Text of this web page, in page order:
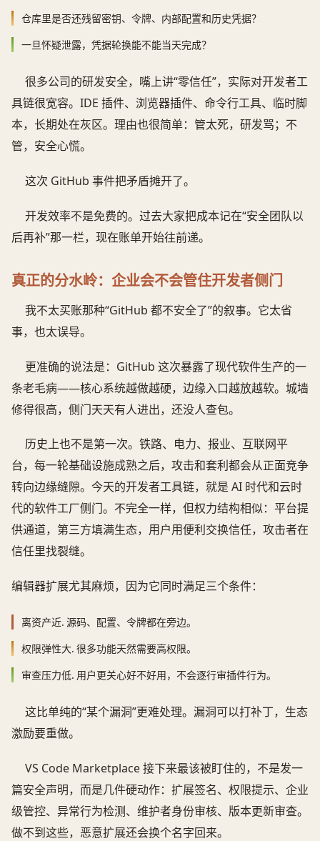
仓库里是否还残留密钥、令牌、内部配置和历史凭据？
一旦怀疑泄露，凭据轮换能不能当天完成？
很多公司的研发安全，嘴上讲“零信任”，实际对开发者工
具链很宽容。IDE 插件、浏览器插件、命令行工具、临时脚
本，长期处在灰区。理由也很简单：管太死，研发骂；不
管，安全心慌。
这次 GitHub 事件把矛盾摊开了。
开发效率不是免费的。过去大家把成本记在“安全团队以
后再补”那一栏，现在账单开始往前递。
真正的分水岭：企业会不会管住开发者侧门
我不太买账那种“GitHub 都不安全了”的叙事。它太省
事，也太误导。
更准确的说法是：GitHub 这次暴露了现代软件生产的一
条老毛病——核心系统越做越硬，边缘入口越放越软。城墙
修得很高，侧门天天有人进出，还没人查包。
历史上也不是第一次。铁路、电力、报业、互联网平
台，每一轮基础设施成熟之后，攻击和套利都会从正面竞争
转向边缘缝隙。今天的开发者工具链，就是 AI 时代和云时
代的软件工厂侧门。不完全一样，但权力结构相似：平台提
供通道，第三方填满生态，用户用便利交换信任，攻击者在
信任里找裂缝。
编辑器扩展尤其麻烦，因为它同时满足三个条件：
离资产近. 源码、配置、令牌都在旁边。
权限弹性大. 很多功能天然需要高权限。
审查压力低. 用户更关心好不好用，不会逐行审插件行为。
这比单纯的“某个漏洞”更难处理。漏洞可以打补丁，生态
激励要重做。
VS Code Marketplace 接下来最该被盯住的，不是发一
篇安全声明，而是几件硬动作：扩展签名、权限提示、企业
级管控、异常行为检测、维护者身份审核、版本更新审查。
做不到这些，恶意扩展还会换个名字回来。